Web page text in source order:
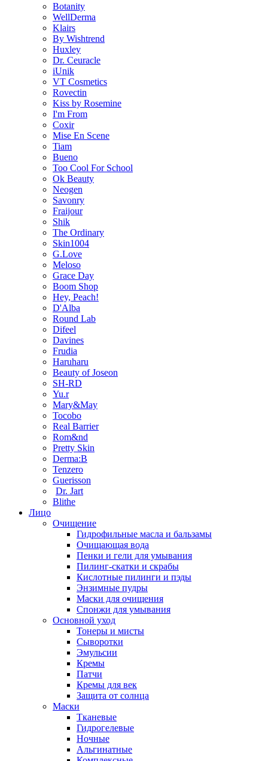
Botanity
WellDerma
Klairs
By Wishtrend
Huxley
Dr. Ceuracle
iUnik
VT Cosmetics
Rovectin
Kiss by Rosemine
I'm From
Coxir
Mise En Scene
Tiam
Bueno
Too Cool For School
Ok Beauty
Neogen
Savonry
Fraijour
Shik
The Ordinary
Skin1004
G.Love
Meloso
Grace Day
Boom Shop
Hey, Peach!
D'Alba
Round Lab
Difeel
Davines
Frudia
Haruharu
Beauty of Joseon
SH-RD
Yu.r
Mary&May
Tocobo
Real Barrier
Rom&nd
Pretty Skin
Derma:B
Tenzero
Guerisson
Dr. Jart
Blithe
Лицо
Очищение
Гидрофильные масла и бальзамы
Очищающая вода
Пенки и гели для умывания
Пилинг-скатки и скрабы
Кислотные пилинги и пэды
Энзимные пудры
Маски для очищения
Спонжи для умывания
Основной уход
Тонеры и мисты
Сыворотки
Эмульсии
Кремы
Патчи
Кремы для век
Защита от солнца
Маски
Тканевые
Гидрогелевые
Ночные
Альгинатные